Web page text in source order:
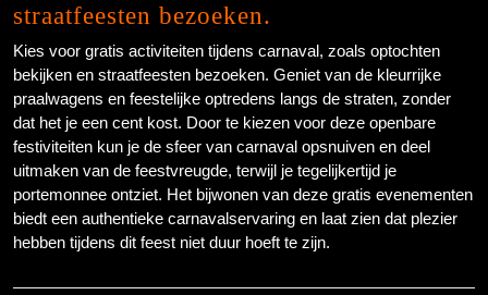
straatfeesten bezoeken.
Kies voor gratis activiteiten tijdens carnaval, zoals optochten
bekijken en straatfeesten bezoeken. Geniet van de kleurrijke
praalwagens en feestelijke optredens langs de straten, zonder
dat het je een cent kost. Door te kiezen voor deze openbare
festiviteiten kun je de sfeer van carnaval opsnuiven en deel
uitmaken van de feestvreugde, terwijl je tegelijkertijd je
portemonnee ontziet. Het bijwonen van deze gratis evenementen
biedt een authentieke carnavalservaring en laat zien dat plezier
hebben tijdens dit feest niet duur hoeft te zijn.